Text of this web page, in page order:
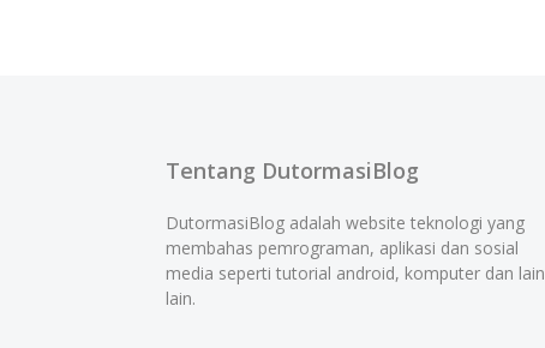
Tentang DutormasiBlog
DutormasiBlog adalah website teknologi yang
membahas pemrograman, aplikasi dan sosial
media seperti tutorial android, komputer dan lain
lain.